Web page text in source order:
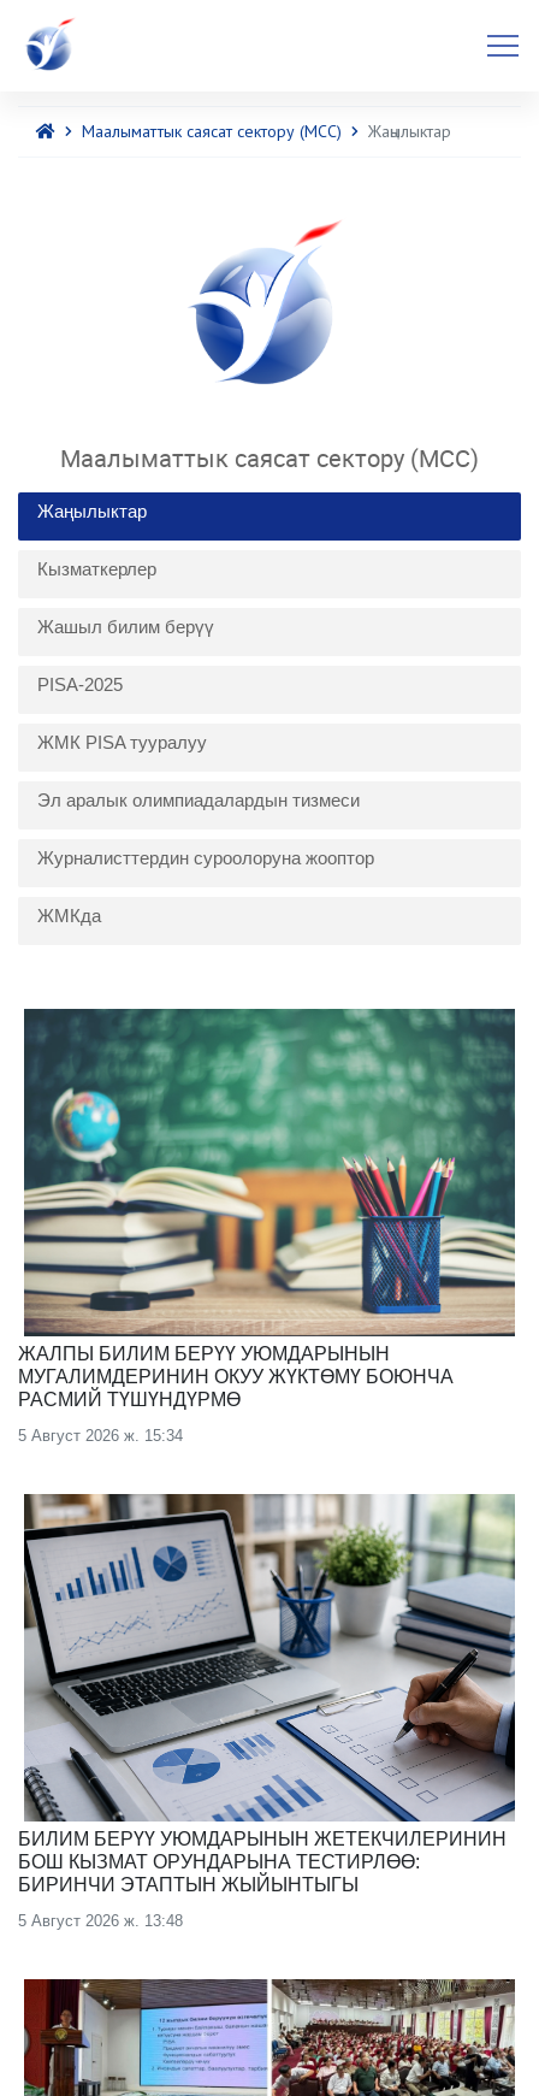
Маалыматтык саясат сектору (МСС) Жаңылыктар
Маалыматтык саясат сектору (МСС)
Жаңылыктар
Кызматкерлер
Жашыл билим берүү
PISA-2025
ЖМК PISA тууралуу
Эл аралык олимпиадалардын тизмеси
Журналисттердин суроолоруна жооптор
ЖМКда
ЖАЛПЫ БИЛИМ БЕРҮҮ УЮМДАРЫНЫН
МУГАЛИМДЕРИНИН ОКУУ ЖҮКТӨМҮ БОЮНЧА
РАСМИЙ ТҮШҮНДҮРМӨ
5 Август 2026 ж. 15:34
БИЛИМ БЕРҮҮ УЮМДАРЫНЫН ЖЕТЕКЧИЛЕРИНИН
БОШ КЫЗМАТ ОРУНДАРЫНА ТЕСТИРЛӨӨ:
БИРИНЧИ ЭТАПТЫН ЖЫЙЫНТЫГЫ
5 Август 2026 ж. 13:48